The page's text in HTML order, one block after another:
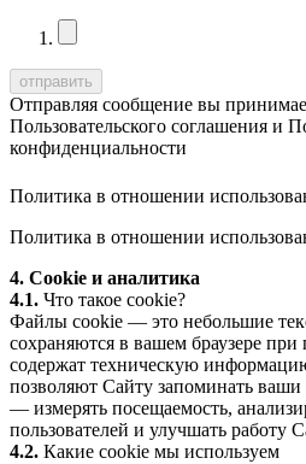
Отправляя сообщение вы
Пользовательского соглашения и
конфиденциальности
Политика в отношении
Политика в отношении
4. Cookie и аналитика
4.1. Что такое cookie?
Файлы cookie — это небольшие
сохраняются в вашем браузере
содержат техническую
позволяют Сайту запоминать
— измерять посещаемость,
пользователей и улучшать работу
4.2. Какие cookie мы используем